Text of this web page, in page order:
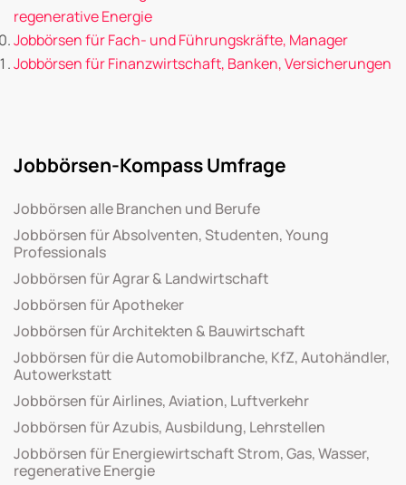
regenerative Energie
Jobbörsen für Fach- und Führungskräfte, Manager
Jobbörsen für Finanzwirtschaft, Banken, Versicherungen
Jobbörsen-Kompass Umfrage
Jobbörsen alle Branchen und Berufe
Jobbörsen für Absolventen, Studenten, Young
Professionals
Jobbörsen für Agrar & Landwirtschaft
Jobbörsen für Apotheker
Jobbörsen für Architekten & Bauwirtschaft
Jobbörsen für die Automobilbranche, KfZ, Autohändler,
Autowerkstatt
Jobbörsen für Airlines, Aviation, Luftverkehr
Jobbörsen für Azubis, Ausbildung, Lehrstellen
Jobbörsen für Energiewirtschaft Strom, Gas, Wasser,
regenerative Energie